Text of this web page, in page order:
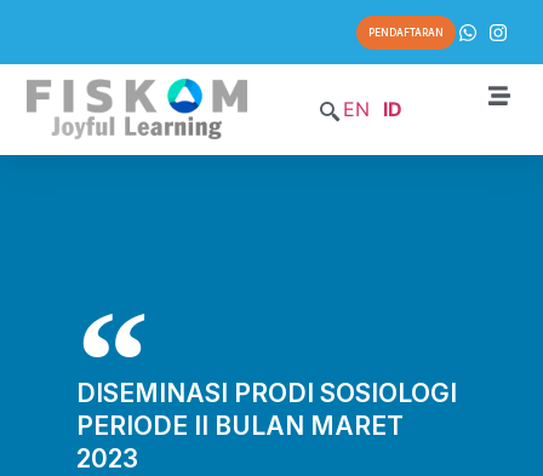
PENDAFTARAN
EN ID
DISEMINASI PRODI SOSIOLOGI
PERIODE II BULAN MARET
2023